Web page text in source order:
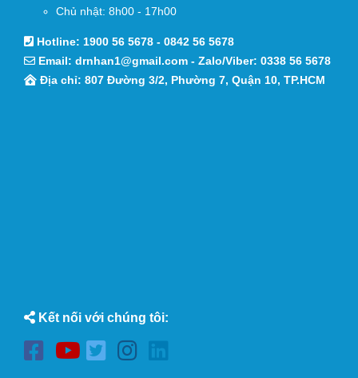
Chủ nhật: 8h00 - 17h00
Hotline: 1900 56 5678 - 0842 56 5678
Email: drnhan1@gmail.com - Zalo/Viber: 0338 56 5678
Địa chỉ: 807 Đường 3/2, Phường 7, Quận 10, TP.HCM
Kết nối với chúng tôi: